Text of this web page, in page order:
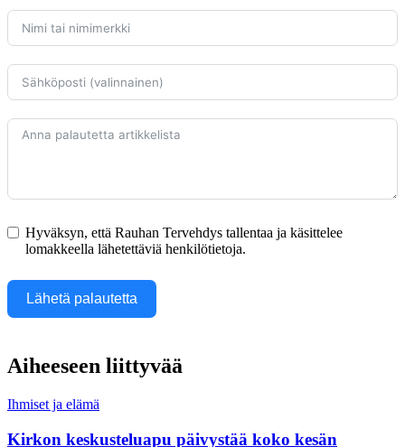
Hyväksyn, että Rauhan Tervehdys tallentaa ja käsittelee
lomakkeella lähetettäviä henkilötietoja.
Lähetä palautetta
Aiheeseen liittyvää
Ihmiset ja elämä
Kirkon keskusteluapu päivystää koko kesän